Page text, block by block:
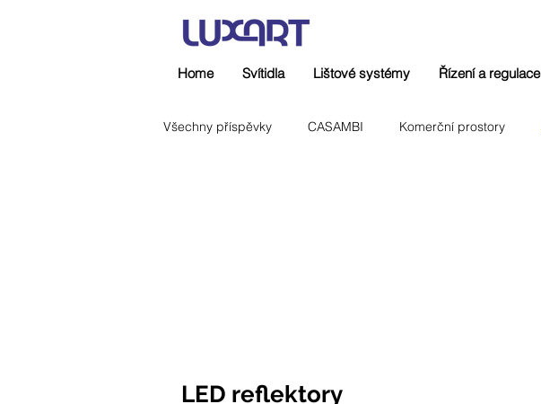
Home Svítidla Lištové systémy Řízení a regulace
Všechny příspěvky CASAMBI Komerční prostory
LED reflektory